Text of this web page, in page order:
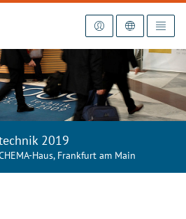
2019
Haus, Frankfurt am Main